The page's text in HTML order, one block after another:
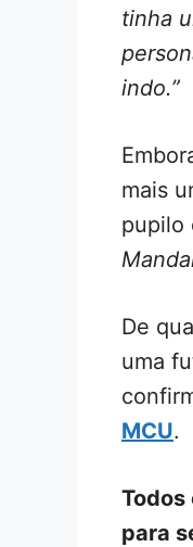
tinha
indo.”
mais
pupilo
De
uma
MCU.
Todos
para